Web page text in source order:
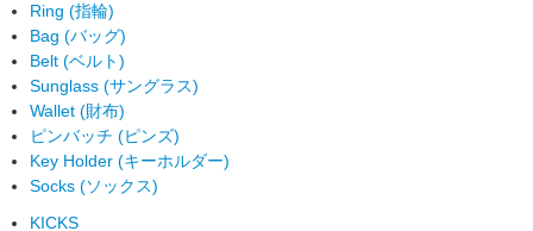
Ring (指輪)
Bag (バッグ)
Belt (ベルト)
Sunglass (サングラス)
Wallet (財布)
ピンバッチ (ピンズ)
Key Holder (キーホルダー)
Socks (ソックス)
KICKS